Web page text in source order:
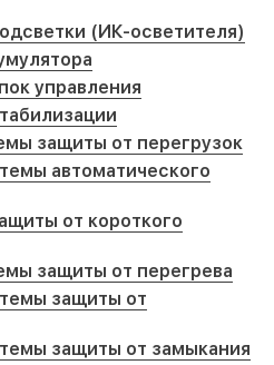
(ИК-осветителя)
управления
защиты от перегрузок
автоматического
от короткого
защиты от перегрева
защиты от
защиты от замыкания